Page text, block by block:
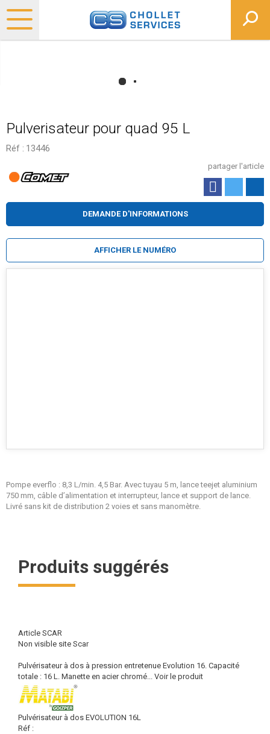
Pulverisateur pour quad 95 L
Réf : 13446
partager l'article
Pompe everflo : 8,3 L/min. 4,5 Bar. Avec tuyau 5 m, lance teejet aluminium
750 mm, câble d’alimentation et interrupteur, lance et support de lance.
Livré sans kit de distribution 2 voies et sans manomètre.
DEMANDE D'INFORMATIONS
AFFICHER LE NUMÉRO
Produits suggérés
Article SCAR
Non visible site Scar
Pulvérisateur à dos à pression entretenue Evolution 16. Capacité
totale : 16 L. Manette en acier chromé... Voir le produit
Pulvérisateur à dos EVOLUTION 16L
Réf :